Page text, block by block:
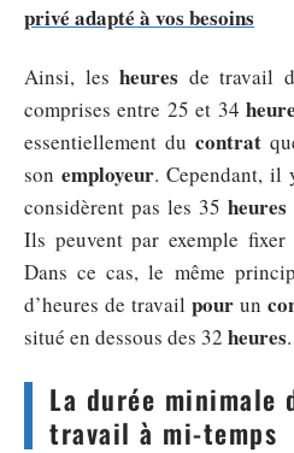
privé adapté à vos besoins
Ainsi, les heures de travail
comprises entre 25 et 34
essentiellement du contrat
son employeur. Cependant, il
considèrent pas les 35heures
Ils peuvent par exemple
Dans ce cas, le même
d’heures de travail pour un
situé en dessous des 32 heures.
La durée minimale
travail à mi-temps